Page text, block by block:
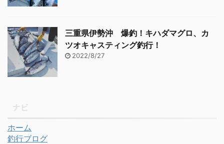
三重県伊勢沖 爆釣！キハダマグロ、カ
ツオキャスティング釣行！
2022/8/27
ホーム
釣行ブログ